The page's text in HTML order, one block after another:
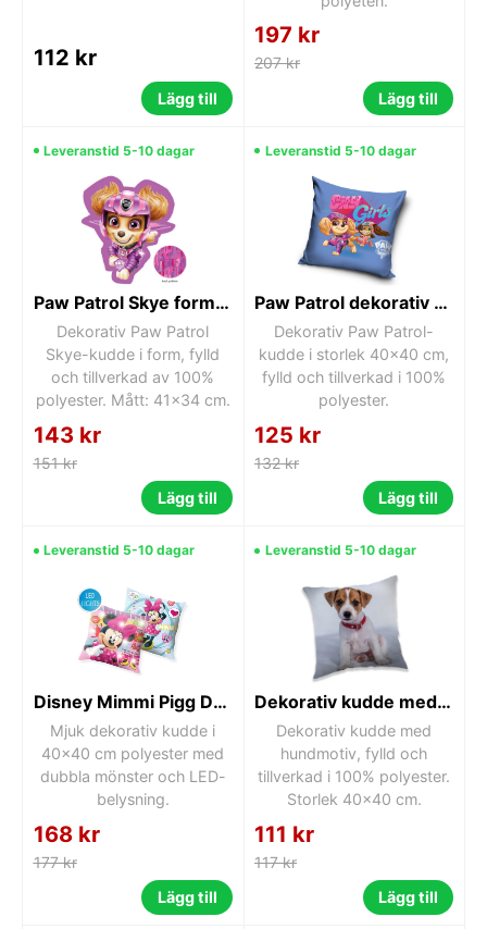
112 kr
Lägg till
197 kr
207 kr
Lägg till
Leveranstid 5-10 dagar
Paw Patrol Skye formad kudde, dekorativ kudde 40x38 cm
Dekorativ Paw Patrol
Skye-kudde i form, fylld
och tillverkad av 100%
polyester. Mått: 41x34 cm.
143 kr
151 kr
Lägg till
Leveranstid 5-10 dagar
Paw Patrol dekorativ kudde 40x40 cm
Dekorativ Paw Patrol-
kudde i storlek 40x40 cm,
fylld och tillverkad i 100%
polyester.
125 kr
132 kr
Lägg till
Leveranstid 5-10 dagar
Disney Mimmi Pigg Dekorativ Kudde 40x40 cm
Mjuk dekorativ kudde i
40x40 cm polyester med
dubbla mönster och LED-
belysning.
168 kr
177 kr
Lägg till
Leveranstid 5-10 dagar
Dekorativ kudde med hundmotiv 40x40 cm
Dekorativ kudde med
hundmotiv, fylld och
tillverkad i 100% polyester.
Storlek 40x40 cm.
111 kr
117 kr
Lägg till